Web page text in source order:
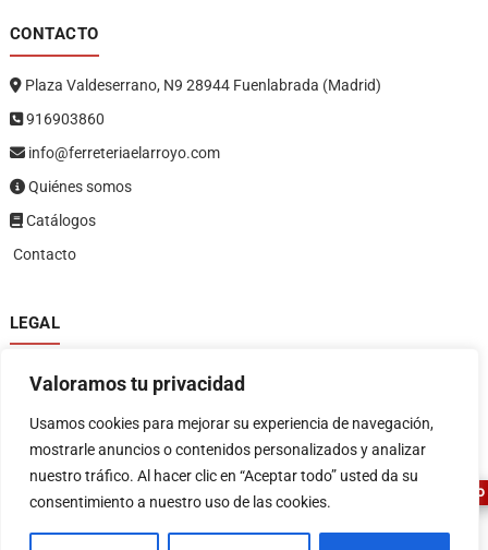
Valoramos tu privacidad
Usamos cookies para mejorar su experiencia de navegación,
mostrarle anuncios o contenidos personalizados y analizar
nuestro tráfico. Al hacer clic en “Aceptar todo” usted da su
consentimiento a nuestro uso de las cookies.
CONTACTO
Plaza Valdeserrano, N9 28944 Fuenlabrada (Madrid)
916903860
info@ferreteriaelarroyo.com
Quiénes somos
Catálogos
Contacto
LEGAL
Política de privacidad
Política de devoluciones y reembolsos
Términos y condiciones
ASESOR FERRETERO